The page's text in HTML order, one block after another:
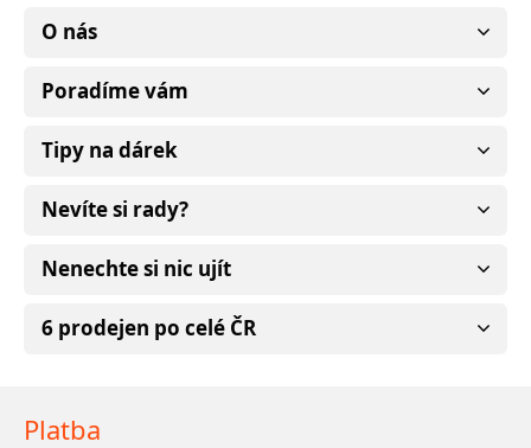
O nás
Poradíme vám
Tipy na dárek
Nevíte si rady?
Nenechte si nic ujít
6 prodejen po celé ČR
Platba